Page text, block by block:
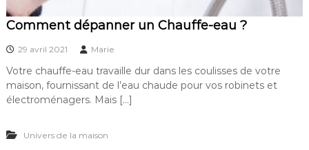
Comment dépanner un Chauffe-eau ?
29 avril 2021 Marie
Votre chauffe-eau travaille dur dans les coulisses de votre
maison, fournissant de l’eau chaude pour vos robinets et
électroménagers. Mais […]
Univers de la maison